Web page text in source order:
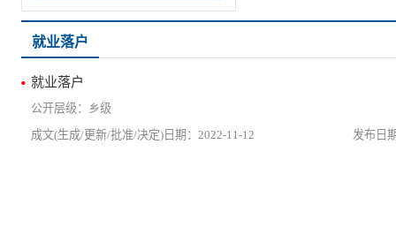
就业落户
就业落户
乡级
2022-11-12